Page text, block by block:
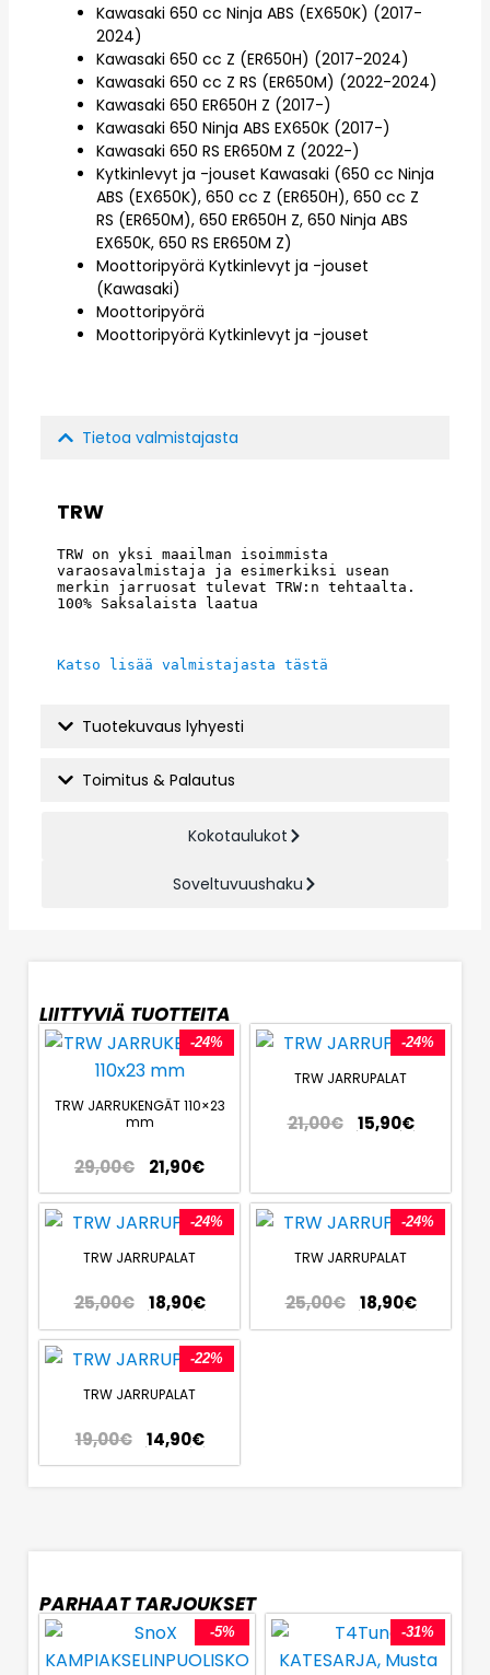
Kawasaki 650 cc Ninja ABS (EX650K) (2017-
2024)
Kawasaki 650 cc Z (ER650H) (2017-2024)
Kawasaki 650 cc Z RS (ER650M) (2022-2024)
Kawasaki 650 ER650H Z (2017-)
Kawasaki 650 Ninja ABS EX650K (2017-)
Kawasaki 650 RS ER650M Z (2022-)
Kytkinlevyt ja -jouset Kawasaki (650 cc Ninja
ABS (EX650K), 650 cc Z (ER650H), 650 cc Z
RS (ER650M), 650 ER650H Z, 650 Ninja ABS
EX650K, 650 RS ER650M Z)
Moottoripyörä Kytkinlevyt ja -jouset
(Kawasaki)
Moottoripyörä
Moottoripyörä Kytkinlevyt ja -jouset
Tietoa valmistajasta
TRW
TRW on yksi maailman isoimmista
varaosavalmistaja ja esimerkiksi usean
merkin jarruosat tulevat TRW:n tehtaalta.
100% Saksalaista laatua
Katso lisää valmistajasta tästä
Tuotekuvaus lyhyesti
Toimitus & Palautus
Kokotaulukot
Soveltuvuushaku
LIITTYVIÄ TUOTTEITA
-24%
TRW JARRUKENGÄT 110×23
mm
29,00€ 21,90€
-24%
TRW JARRUPALAT
21,00€ 15,90€
-24%
TRW JARRUPALAT
25,00€ 18,90€
-24%
TRW JARRUPALAT
25,00€ 18,90€
-22%
TRW JARRUPALAT
19,00€ 14,90€
PARHAAT TARJOUKSET
-5% -31%